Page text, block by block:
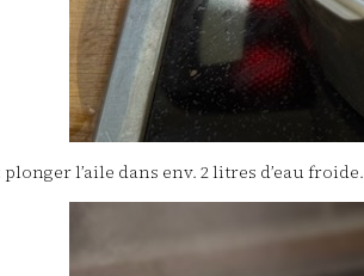
l’aile dans env. 2 litres d’eau froide.